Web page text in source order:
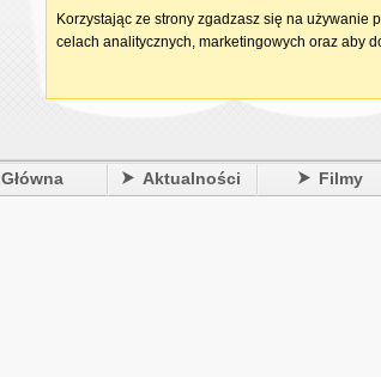
Główna Aktualności Filmy
Korzystając ze strony zgadzasz się na używanie
celach analitycznych, marketingowych oraz aby